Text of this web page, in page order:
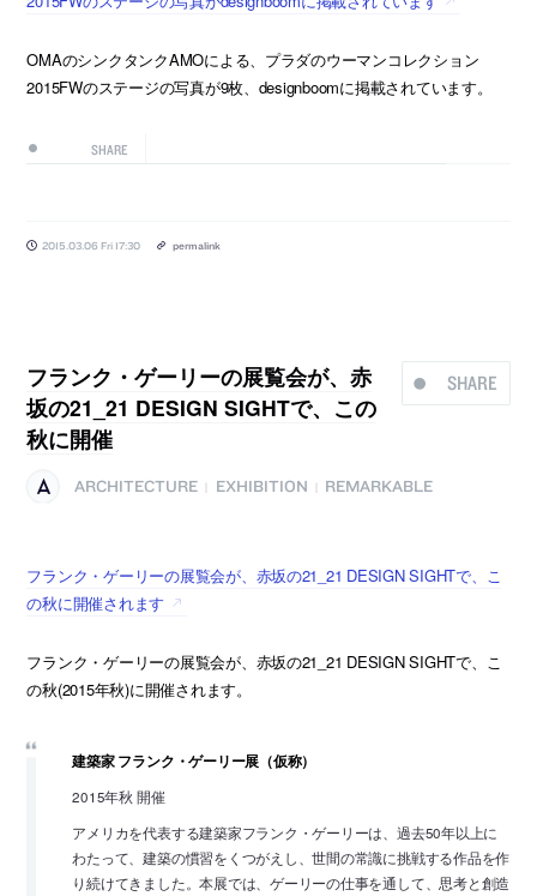
OMAのシンクタンクAMOによる、プラダのウーマンコレクション
2015FWのステージの写真が9枚、designboomに掲載されています。
SHARE
2015.03.06 Fri 17:30 permalink
SHARE
フランク・ゲーリーの展覧会が、赤
坂の21_21 DESIGN SIGHTで、この
秋に開催
ARCHITECTURE EXHIBITION REMARKABLE
フランク・ゲーリーの展覧会が、赤坂の21_21 DESIGN SIGHTで、こ
の秋に開催されます
フランク・ゲーリーの展覧会が、赤坂の21_21 DESIGN SIGHTで、こ
の秋(2015年秋)に開催されます。
建築家 フランク・ゲーリー展（仮称）
2015年秋 開催
アメリカを代表する建築家フランク・ゲーリーは、過去50年以上に
わたって、建築の慣習をくつがえし、世間の常識に挑戦する作品を作
り続けてきました。本展では、ゲーリーの仕事を通して、思考と創造